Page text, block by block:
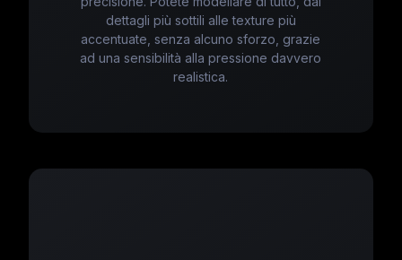
dettagli più sottili alle texture più
accentuate, senza alcuno sforzo, grazie
ad una sensibilità alla pressione davvero
realistica.